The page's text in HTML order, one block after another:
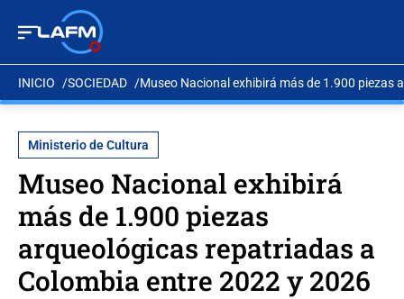
INICIO SOCIEDAD Museo Nacional exhibirá más de 1.900
Ministerio de Cultura
Museo Nacional exhibirá
más de 1.900 piezas
arqueológicas repatriadas a
Colombia entre 2022 y 2026